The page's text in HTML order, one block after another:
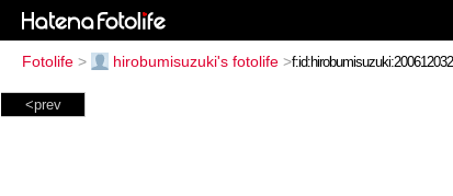
Fotolife > hirobumisuzuki's fotolife >
<prev